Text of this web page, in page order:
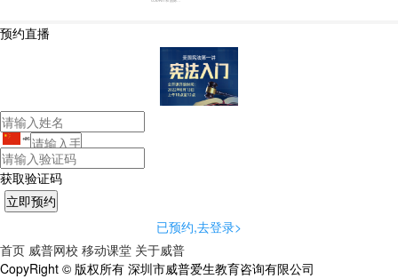
ility
Crimi
nal L
aw a
nd C
racts 器晚
成
私专业协会IAP
预约直播
+86
获取验证码
已预约,去登录>
首页 威普网校 移动课堂 关于威普
CopyRight © 版权所有 深圳市威普爱生教育咨询有限公司